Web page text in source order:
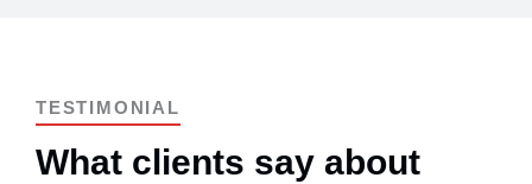
TESTIMONIAL
What clients say about